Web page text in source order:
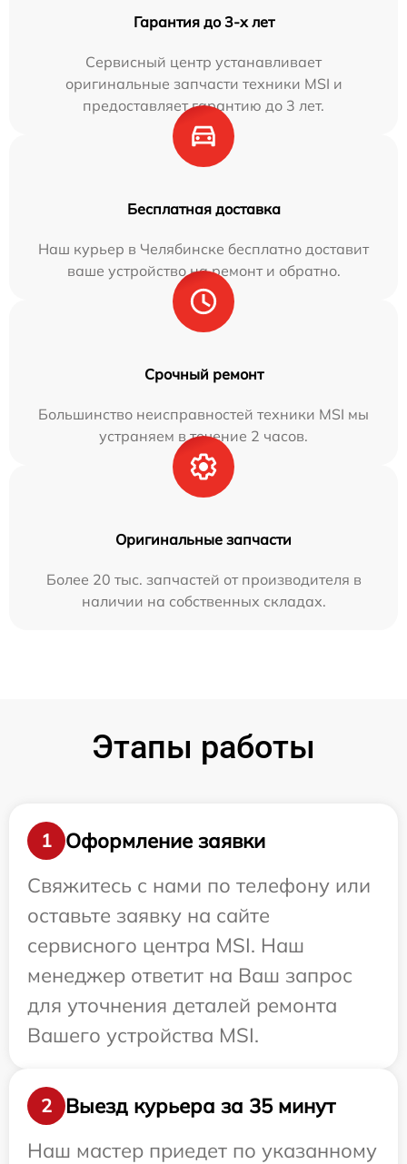
Гарантия до 3-х лет
Сервисный центр устанавливает
оригинальные запчасти техники MSI и
предоставляет гарантию до 3 лет.
Бесплатная доставка
Наш курьер в Челябинске бесплатно доставит
ваше устройство на ремонт и обратно.
Срочный ремонт
Большинство неисправностей техники MSI мы
устраняем в течение 2 часов.
Оригинальные запчасти
Более 20 тыс. запчастей от производителя в
наличии на собственных складах.
Этапы работы
1
Оформление заявки
Свяжитесь с нами по телефону или
оставьте заявку на сайте
сервисного центра MSI. Наш
менеджер ответит на Ваш запрос
для уточнения деталей ремонта
Вашего устройства MSI.
2
Выезд курьера за 35 минут
Наш мастер приедет по указанному